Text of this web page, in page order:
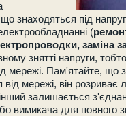
знаходяться під
(
заміна
знятті напруги,
мережі. Пам'ятайте, що
від мережі, він розриває
інший залишається
вимикача для повного